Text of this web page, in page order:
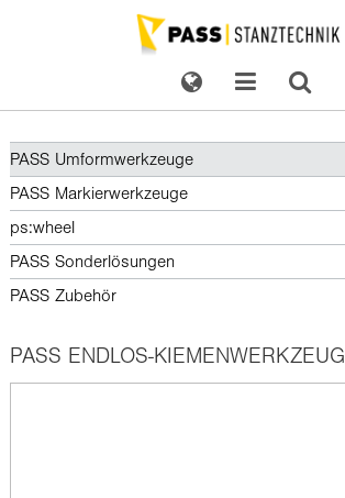
PASS Umformwerkzeuge
PASS Markierwerkzeuge
ps:wheel
PASS Sonderlösungen
PASS Zubehör
PASS ENDLOS-KIEMENWERKZEUG